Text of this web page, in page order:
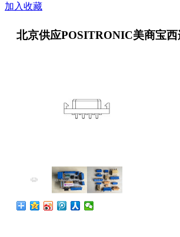
加入收藏
北京供应POSITRONIC美商宝西